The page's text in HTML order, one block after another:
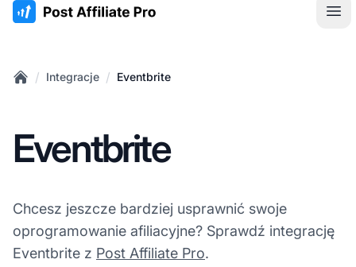
:site.title
/ Integracje / Eventbrite
Eventbrite
Chcesz jeszcze bardziej usprawnić swoje
oprogramowanie afiliacyjne? Sprawdź integrację
Eventbrite z Post Affiliate Pro.